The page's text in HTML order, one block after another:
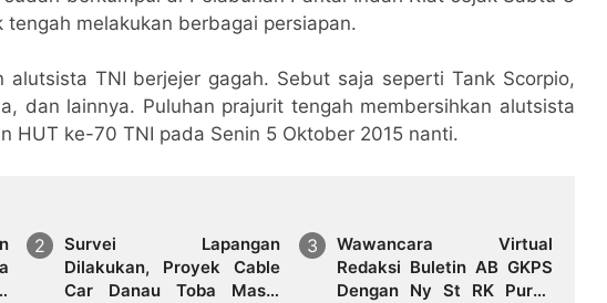
melakukan berbagai persiapan.
alutsista TNI berjejer gagah. Sebut saja seperti Tank Scorpio,
dan lainnya. Puluhan prajurit tengah membersihkan alutsista
HUT ke-70 TNI pada Senin 5 Oktober 2015 nanti.
Survei Lapangan
Dilakukan, Proyek Cable
Car Danau Toba Masih
Wawancara Virtual
Redaksi Buletin AB GKPS
Dengan Ny St RK Purba